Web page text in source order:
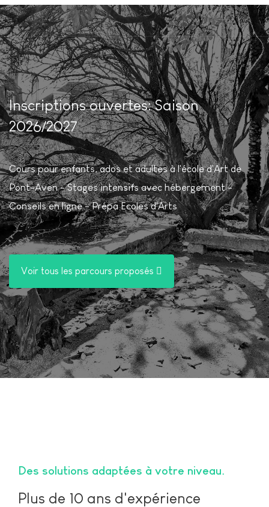
Inscriptions ouvertes: Saison
2026/2027
Cours pour enfants, ados et adultes à l'école d'Art de
Pont-Aven - Stages intensifs avec hébergement -
Conseils en ligne - Prépa Ecoles d'Arts
Voir tous les parcours proposés
Des solutions adaptées à votre niveau
Plus de 10 ans d'expérience